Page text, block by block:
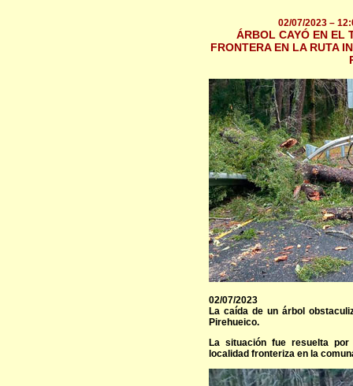
02/07/2023 –
ÁRBOL CAYÓ EN EL
FRONTERA EN LA RUTA
02/07/2023
La caída de un árbol
Pirehueico.
La situación fue resuelta
localidad fronteriza en la